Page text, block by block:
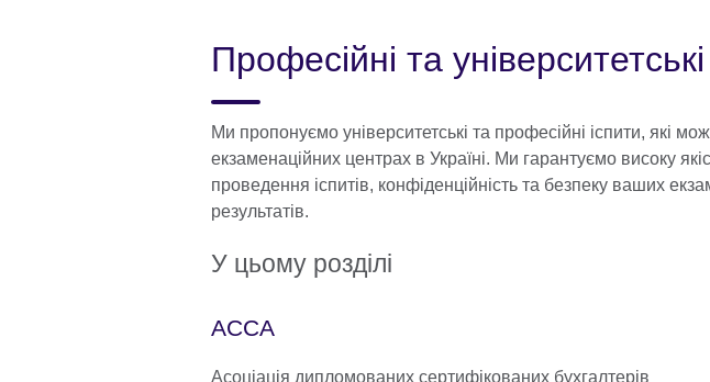
Професійні та університетські
Ми пропонуємо університетські та професійні іспити, які
екзаменаційних центрах в Україні. Ми гарантуємо високу
проведення іспитів, конфіденційність та безпеку ваших
результатів.
У цьому розділі
ACCA
Асоціація дипломованих сертифікованих бухгалтерів